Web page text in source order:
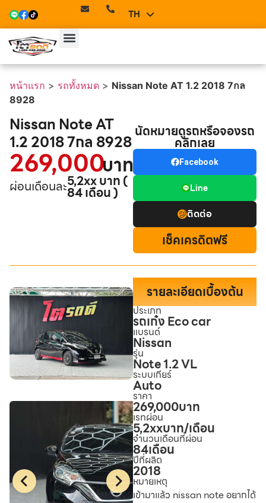
TH
EN
หน้าแรก > รถทั้งหมด > Nissan Note AT 1.2 2018 7กล
8928
Nissan Note AT
1.2 2018 7กล 8928
269,000บาท
ผ่อนเดือนละ5,2xx บาท (
84 เดือน )
นัดหมายดูรถหรือจองรถ
คลิกเลย
Facebook
Line
ติดต่อ
เช็คเครดิตฟรี
รายละเอียดเบื้องต้น
ประเภท
รถเก๋ง Eco car
แบรนด์
Nissan
รุ่น
Note 1.2 VL
ระบบเกียร์
Auto
ราคา
269,000บาท
เรทผ่อน
5,2xxบาท/เดือน
จำนวนเดือนที่ผ่อน
84เดือน
ปีที่ผลิต
2018
หมายเหตุ
เข้ามาแล้ว nissan note อยากได้